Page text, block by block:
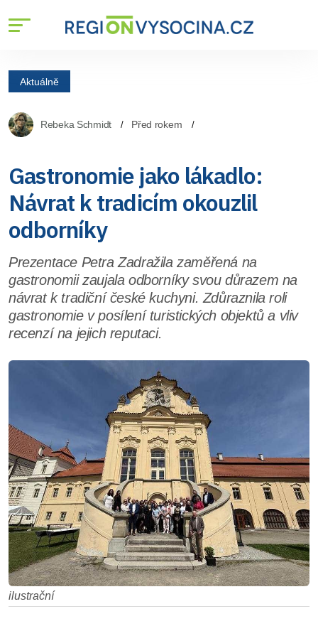
Aktuálně
Rebeka Schmidt Před rokem
Gastronomie jako lákadlo:
Návrat k tradicím okouzlil
odborníky
Prezentace Petra Zadražila zaměřená na
gastronomii zaujala odborníky svou důrazem na
návrat k tradiční české kuchyni. Zdůraznila roli
gastronomie v posílení turistických objektů a vliv
recenzí na jejich reputaci.
ilustrační